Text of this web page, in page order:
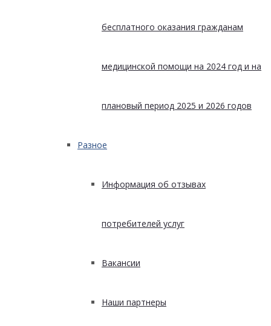
бесплатного оказания гражданам
медицинской помощи на 2024 год и на
плановый период 2025 и 2026 годов
Разное
Информация об отзывах
потребителей услуг
Вакансии
Наши партнеры